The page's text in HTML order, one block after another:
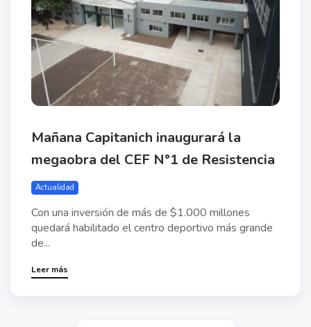
Mañana Capitanich inaugurará la
megaobra del CEF N°1 de Resistencia
Actualidad
Con una inversión de más de $1.000 millones
quedará habilitado el centro deportivo más grande
de...
Leer más